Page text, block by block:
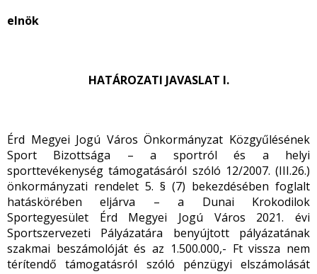
elnök
HATÁROZATI JAVASLAT I.
Érd Megyei Jogú Város Önkormányzat Közgyűlésének
Sport Bizottsága – a sportról és a helyi
sporttevékenység támogatásáról szóló 12/2007. (III.26.)
önkormányzati rendelet 5. § (7) bekezdésében foglalt
hatáskörében eljárva – a Dunai Krokodilok
Sportegyesület Érd Megyei Jogú Város 2021. évi
Sportszervezeti Pályázatára benyújtott pályázatának
szakmai beszámolóját és az 1.500.000,- Ft vissza nem
térítendő támogatásról szóló pénzügyi elszámolását